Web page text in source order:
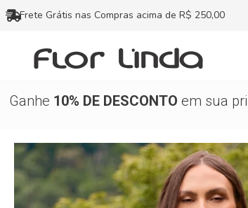
Ir
para
conteúdo
Frete Grátis nas Compras acima de R$ 250,00
Ganhe 10% DE DESCONTO em sua